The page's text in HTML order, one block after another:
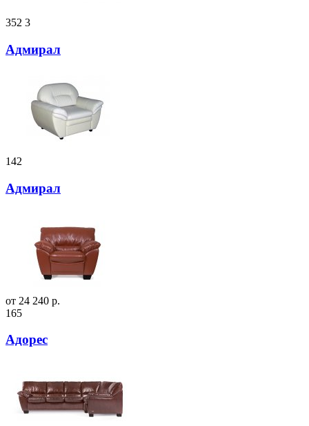
352 3
Адмирал
142
Адмирал
от 24 240 р.
165
Адорес